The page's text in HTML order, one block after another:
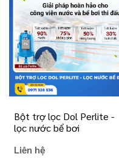
Bột trợ lọc Dol Perlite -
lọc nước bể bơi
Liên hệ